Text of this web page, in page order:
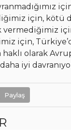
için, kötü
vermediğimiz
için,
olarak
iyi
Paylaş